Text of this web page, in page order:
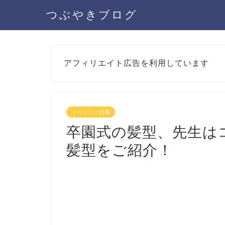
つぶやきブログ
アフィリエイト広告を利用しています
イベント・行事
卒園式の髪型、先生
髪型をご紹介！